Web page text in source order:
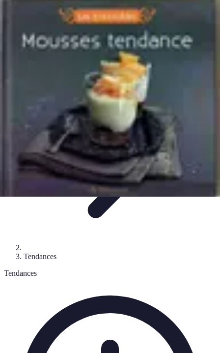
Entraînement et Techniques Techniques et
ÉquipementTendancesÉquipement et Terrain
Tendances
Tendances